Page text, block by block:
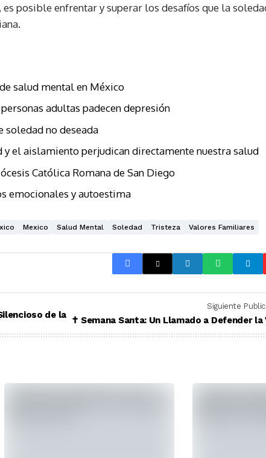
posible enfrentar y superar los desafíos que la
salud mental en México
adultas padecen depresión
soledad no deseada
y el aislamiento perjudican directamente nuestra salud
Católica Romana de San Diego
emocionales y autoestima
Mexico Salud Mental Soledad Tristeza Valores Familiares
de la
Siguiente
✝️ Semana Santa: Un Llamado a Defender la